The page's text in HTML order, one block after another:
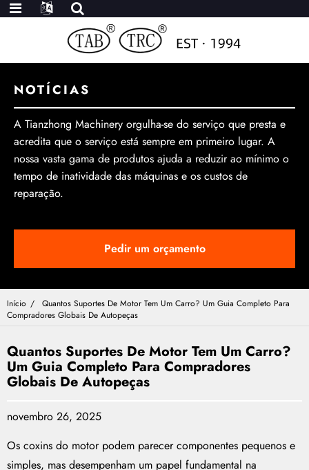
NOTÍCIAS
A Tianzhong Machinery orgulha-se do serviço que presta e
acredita que o serviço está sempre em primeiro lugar. A
nossa vasta gama de produtos ajuda a reduzir ao mínimo o
tempo de inatividade das máquinas e os custos de
reparação.
Pedir um orçamento
Início
Quantos Suportes De Motor Tem Um Carro? Um Guia Completo Para
Compradores Globais De Autopeças
Quantos Suportes De Motor Tem Um Carro?
Um Guia Completo Para Compradores
Globais De Autopeças
novembro 26, 2025
Os coxins do motor podem parecer componentes pequenos e
simples, mas desempenham um papel fundamental na